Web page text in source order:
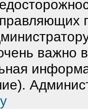
важно